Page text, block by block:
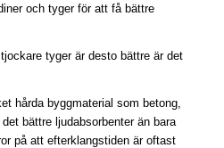
och tyger för att få bättre
tyger är desto bättre är det
hårda byggmaterial som betong,
bättre ljudabsorbenter än bara
på att efterklangstiden är oftast